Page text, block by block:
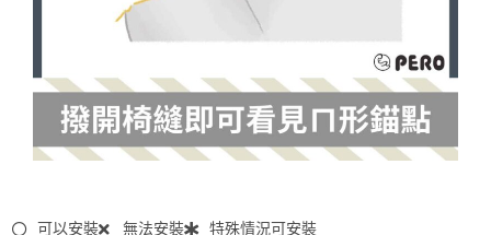
可以安裝 無法安裝 特殊情況可安裝